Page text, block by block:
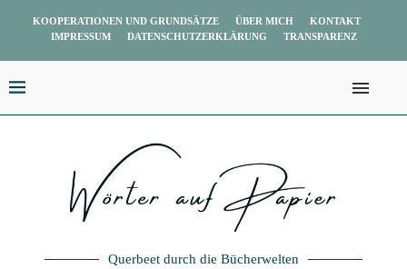
KOOPERATIONEN UND GRUNDSÄTZE ÜBER MICH
KONTAKT
IMPRESSUM
DATENSCHUTZERKLÄRUNG TRANSPARENZ
Querbeet durch die Bücherwelten